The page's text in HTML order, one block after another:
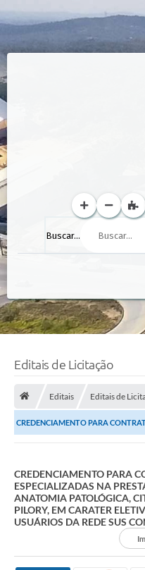
Buscar...
Editais de Licitação
Editais Editais de
CREDENCIAMENTO PARA
NA PRESTAÇÃO DE SERVIÇOS DE
CREDENCIAMENTO PARA
ESPECIALIZADAS NA
ANATOMIA PATOLÓGICA,
PILORY, EM CARATER
USUÁRIOS DA REDE SUS